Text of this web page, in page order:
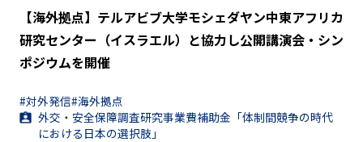
【海外拠点】テルアビブ大学モシェダヤン中東アフリカ
研究センター（イスラエル）と協力し公開講演会・シン
ポジウムを開催
#対外発信#海外拠点
外交・安全保障調査研究事業費補助金「体制間競争の時代
における日本の選択肢」